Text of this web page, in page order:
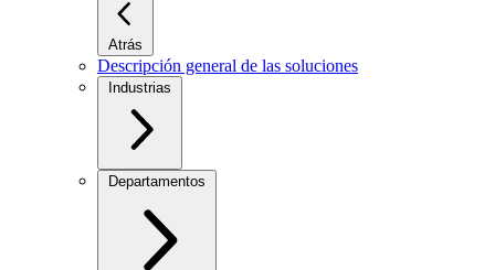
Atrás
Descripción general de las soluciones
Industrias
Departamentos